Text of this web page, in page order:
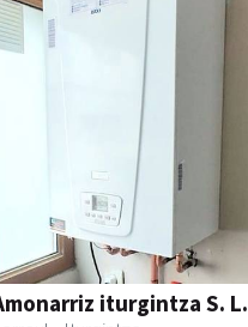
iturgintza S. L.